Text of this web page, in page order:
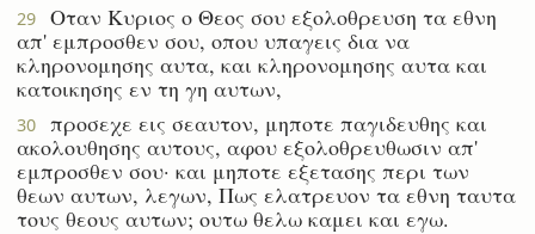
29
Οταν Κυριος ο Θεος σου εξολοθρευση τα εθνη
απ' εμπροσθεν σου, οπου υπαγεις δια να
κληρονομησης αυτα, και κληρονομησης αυτα και
κατοικησης εν τη γη αυτων,
30
προσεχε εις σεαυτον, μηποτε παγιδευθης και
ακολουθησης αυτους, αφου εξολοθρευθωσιν απ'
εμπροσθεν σου· και μηποτε εξετασης περι των
θεων αυτων, λεγων, Πως ελατρευον τα εθνη ταυτα
τους θεους αυτων; ουτω θελω καμει και εγω.